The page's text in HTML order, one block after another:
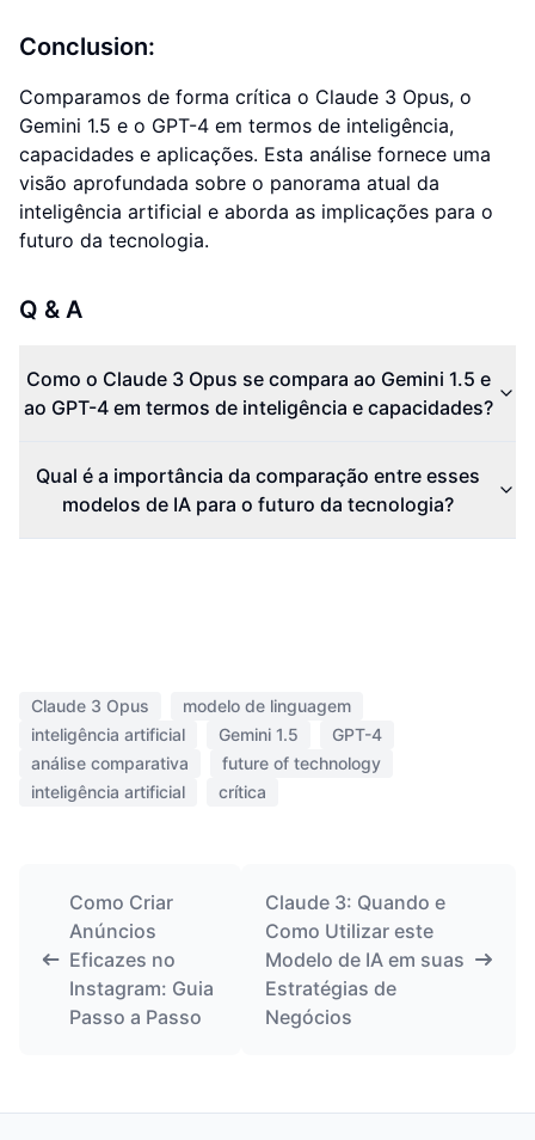
Conclusion:
Comparamos de forma crítica o Claude 3 Opus, o
Gemini 1.5 e o GPT-4 em termos de inteligência,
capacidades e aplicações. Esta análise fornece uma
visão aprofundada sobre o panorama atual da
inteligência artificial e aborda as implicações para o
futuro da tecnologia.
Q & A
Como o Claude 3 Opus se compara ao Gemini 1.5 e
ao GPT-4 em termos de inteligência e capacidades?
Qual é a importância da comparação entre esses
modelos de IA para o futuro da tecnologia?
Claude 3 Opus
modelo de linguagem
inteligência artificial
Gemini 1.5
GPT-4
análise comparativa
future of technology
inteligência artificial
crítica
Como Criar
Anúncios
Eficazes no
Instagram: Guia
Passo a Passo
Claude 3: Quando e
Como Utilizar este
Modelo de IA em suas
Estratégias de
Negócios